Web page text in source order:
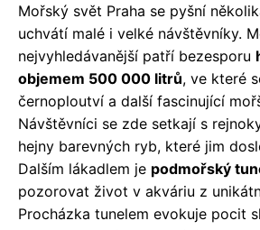
Mořský svět Praha se pyšní
uchvátí malé i velké návštěvníky.
nejvyhledávanější patří bezesporu
objemem 500 000 litrů, ve které
černoploutví a další fascinující
Návštěvníci se zde setkají s
hejny barevných ryb, které jim
Dalším lákadlem je podmořský
pozorovat život v akváriu z
Procházka tunelem evokuje pocit